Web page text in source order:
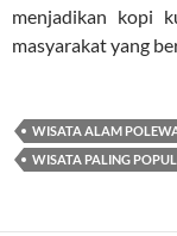
menjadikan kopi
masyarakat yang
WISATA ALAM
WISATA PALING